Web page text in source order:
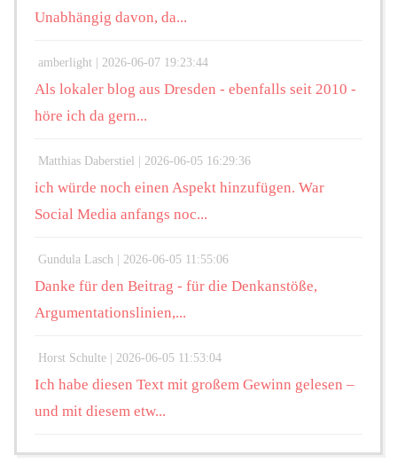
Unabhängig davon, da...
amberlight | 2026-06-07 19:23:44
Als lokaler blog aus Dresden - ebenfalls seit 2010 -
höre ich da gern...
Matthias Daberstiel | 2026-06-05 16:29:36
ich würde noch einen Aspekt hinzufügen. War
Social Media anfangs noc...
Gundula Lasch | 2026-06-05 11:55:06
Danke für den Beitrag - für die Denkanstöße,
Argumentationslinien,...
Horst Schulte | 2026-06-05 11:53:04
Ich habe diesen Text mit großem Gewinn gelesen –
und mit diesem etw...